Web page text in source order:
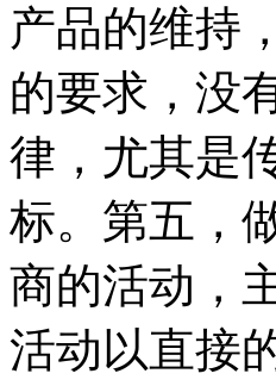
产品的维持
的要求，没
律，尤其是
标。第五，
商的活动，
活动以直接